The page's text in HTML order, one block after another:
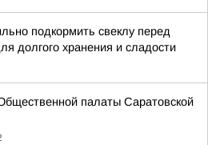
подкормить свеклу перед
долгого хранения и сладости
палаты Саратовской